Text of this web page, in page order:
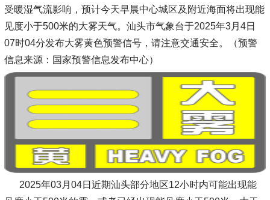
受暖湿气流影响，预计今天早晨中心城区及附近海面将出现能
见度小于500米的大雾天气。汕头市气象台于2025年3月4日
07时04分发布大雾黄色预警信号，请注意交通安全。（预警
信息来源：国家预警信息发布中心）
2025年03月04日近期汕头部分地区12小时内可能出现能